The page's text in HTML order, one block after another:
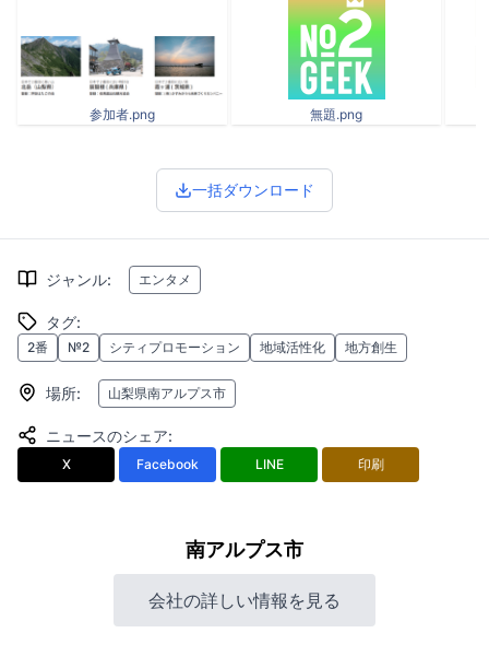
参加者.png 無題.png
一括ダウンロード
ジャンル: エンタメ
タグ:
2番 №2 シティプロモーション 地域活性化 地方創生
場所: 山梨県南アルプス市
ニュースのシェア:
X Facebook LINE 印刷
南アルプス市
会社の詳しい情報を見る